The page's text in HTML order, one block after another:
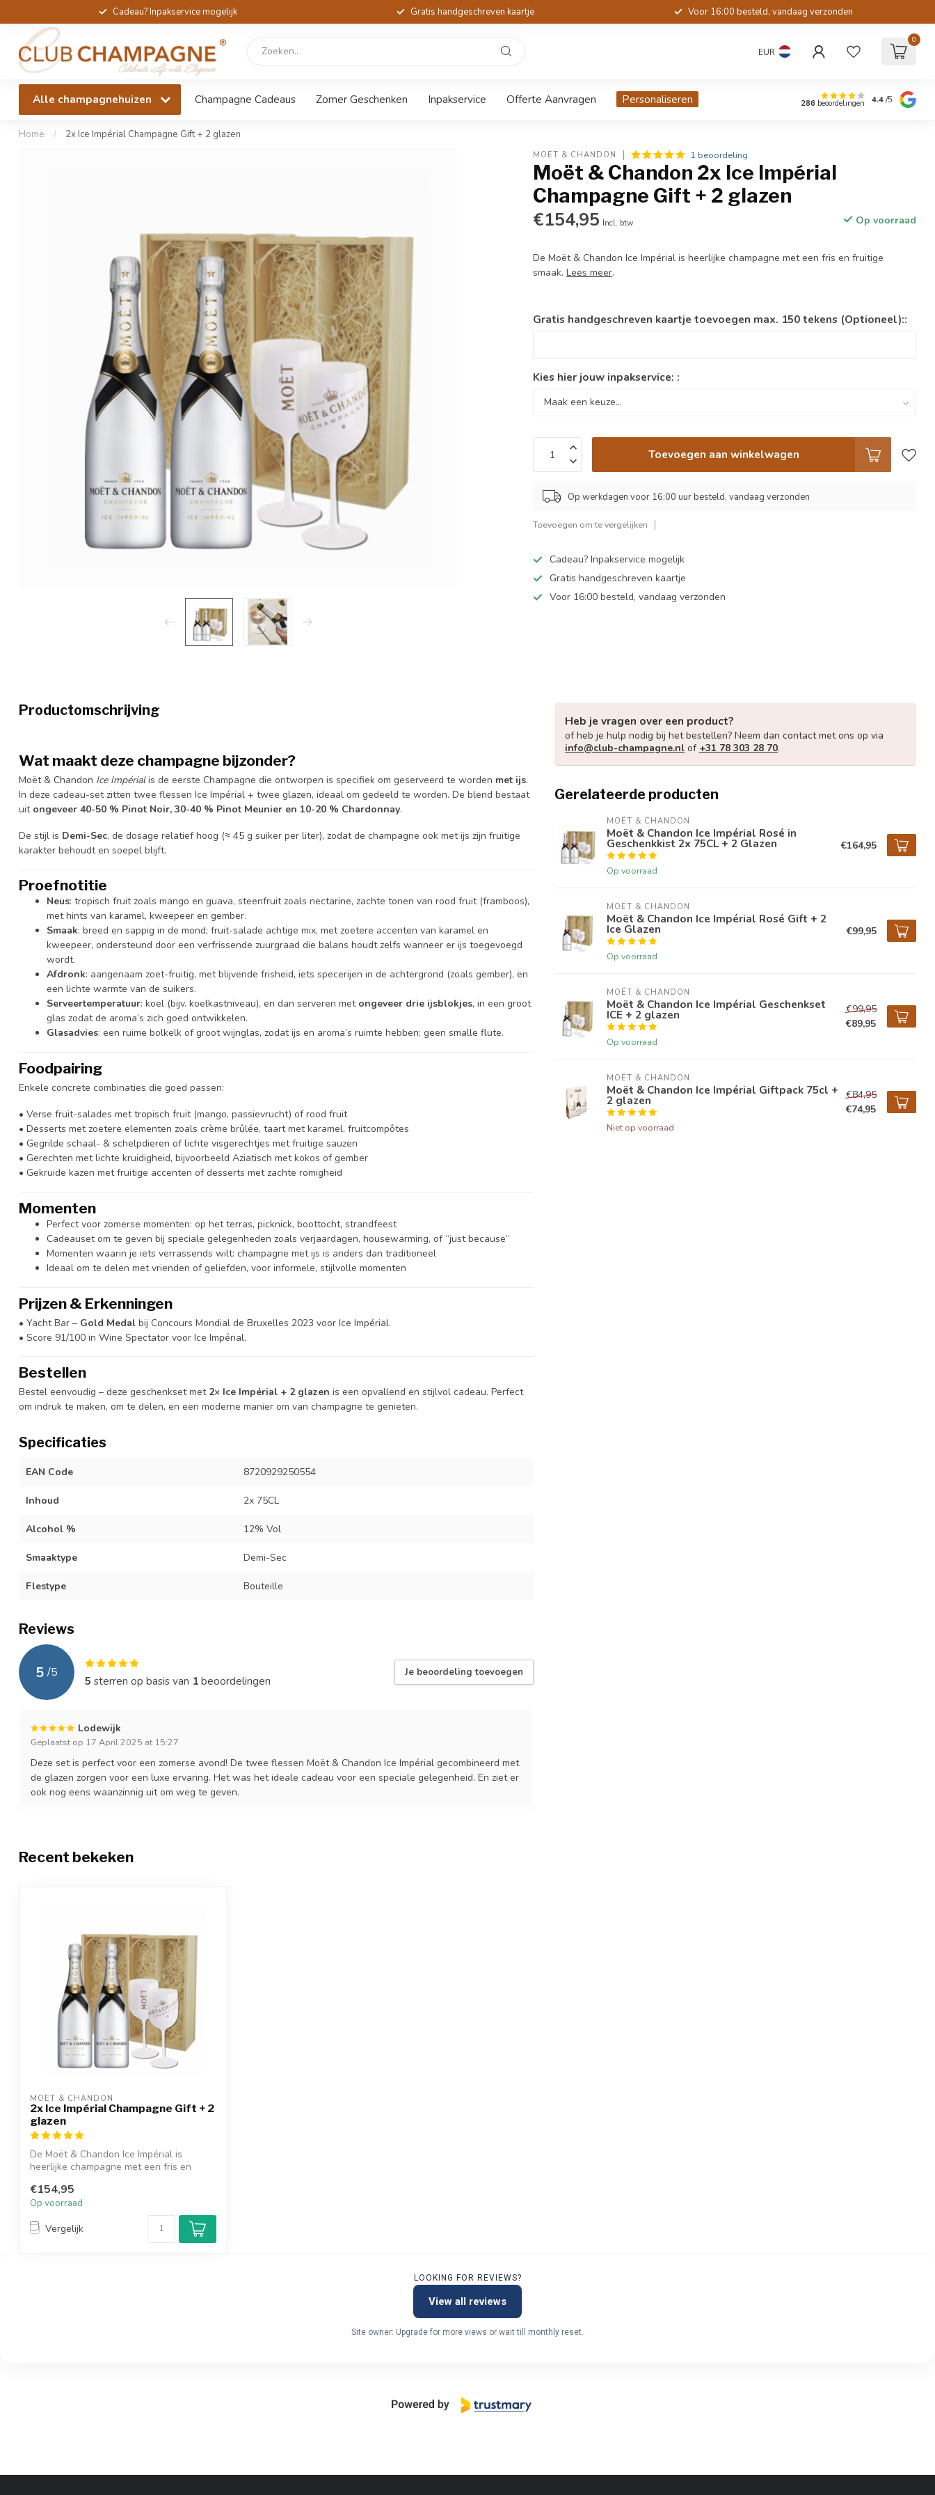
Cadeau? Inpakservice mogelijk Gratis handgeschreven kaartje Voor 16:00 besteld, vandaag verzonden
EUR
0
Alle champagnehuizen Champagne Cadeaus Zomer Geschenken Inpakservice Offerte Aanvragen Personaliseren 286 beoordelingen 4.4/5
Home / 2x Ice Impérial Champagne Gift + 2 glazen
MOËT & CHANDON 1 beoordeling
Moët & Chandon 2x Ice Impérial
Champagne Gift + 2 glazen
€154,95 Incl. btw Op voorraad
De Moët & Chandon Ice Impérial is heerlijke champagne met een fris en fruitige
smaak.Lees meer.
Gratis handgeschreven kaartje toevoegen max. 150 tekens (Optioneel)::
Kies hier jouw inpakservice: :
Toevoegen aan winkelwagen
Op werkdagen voor 16:00 uur besteld, vandaag verzonden
Toevoegen om te vergelijken
Cadeau? Inpakservice mogelijk
Gratis handgeschreven kaartje
Voor 16:00 besteld, vandaag verzonden
Productomschrijving
Wat maakt deze champagne bijzonder?
Moët & Chandon Ice Impérialis de eerste Champagne die ontworpen is specifiek om geserveerd te worden met ijs.
In deze cadeau-set zitten twee flessen Ice Impérial + twee glazen, ideaal om gedeeld te worden. De blend bestaat
uit ongeveer 40-50 % Pinot Noir, 30-40 % Pinot Meunier en 10-20 % Chardonnay.
De stijl is Demi-Sec, de dosage relatief hoog (≈ 45 g suiker per liter), zodat de champagne ook met ijs zijn fruitige
karakter behoudt en soepel blijft.
Proefnotitie
Neus: tropisch fruit zoals mango en guava, steenfruit zoals nectarine, zachte tonen van rood fruit (framboos),
met hints van karamel, kweepeer en gember.
Smaak: breed en sappig in de mond; fruit-salade achtige mix, met zoetere accenten van karamel en
kweepeer, ondersteund door een verfrissende zuurgraad die balans houdt zelfs wanneer er ijs toegevoegd
wordt.
Afdronk: aangenaam zoet-fruitig, met blijvende frisheid, iets specerijen in de achtergrond (zoals gember), en
een lichte warmte van de suikers.
Serveertemperatuur: koel (bijv. koelkastniveau), en dan serveren met ongeveer drie ijsblokjes, in een groot
glas zodat de aroma’s zich goed ontwikkelen.
Glasadvies: een ruime bolkelk of groot wijnglas, zodat ijs en aroma’s ruimte hebben; geen smalle flute.
Foodpairing
Enkele concrete combinaties die goed passen:
• Verse fruit-salades met tropisch fruit (mango, passievrucht) of rood fruit
• Desserts met zoetere elementen zoals crème brûlée, taart met karamel, fruitcompôtes
• Gegrilde schaal- & schelpdieren of lichte visgerechtjes met fruitige sauzen
• Gerechten met lichte kruidigheid, bijvoorbeeld Aziatisch met kokos of gember
• Gekruide kazen met fruitige accenten of desserts met zachte romigheid
Momenten
Perfect voor zomerse momenten: op het terras, picknick, boottocht, strandfeest
Cadeauset om te geven bij speciale gelegenheden zoals verjaardagen, housewarming, of “just because”
Momenten waarin je iets verrassends wilt: champagne met ijs is anders dan traditioneel
Ideaal om te delen met vrienden of geliefden, voor informele, stijlvolle momenten
Prijzen & Erkenningen
• Yacht Bar – Gold Medal bij Concours Mondial de Bruxelles 2023 voor Ice Impérial.
• Score 91/100 in Wine Spectator voor Ice Impérial.
Bestellen
Bestel eenvoudig – deze geschenkset met 2× Ice Impérial + 2 glazen is een opvallend en stijlvol cadeau. Perfect
om indruk te maken, om te delen, en een moderne manier om van champagne te genieten.
Specificaties
EAN Code 8720929250554
Inhoud 2x 75CL
Alcohol % 12% Vol
Smaaktype Demi-Sec
Flestype Bouteille
Reviews
5 /5
5 sterren op basis van 1beoordelingen
Je beoordeling toevoegen
Lodewijk
Geplaatst op 17 April 2025 at 15:27
Deze set is perfect voor een zomerse avond! De twee flessen Moët & Chandon Ice Impérial gecombineerd met
de glazen zorgen voor een luxe ervaring. Het was het ideale cadeau voor een speciale gelegenheid. En ziet er
ook nog eens waanzinnig uit om weg te geven.
Heb je vragen over een product?
of heb je hulp nodig bij het bestellen? Neem dan contact met ons op via
info@club-champagne.nl of +31 78 303 28 70.
Gerelateerde producten
MOËT & CHANDON
Moët & Chandon Ice Impérial Rosé in
Geschenkkist 2x 75CL + 2 Glazen
Op voorraad
€164,95
MOËT & CHANDON
Moët & Chandon Ice Impérial Rosé Gift + 2
Ice Glazen
Op voorraad
€99,95
MOËT & CHANDON
Moët & Chandon Ice Impérial Geschenkset
ICE + 2 glazen
Op voorraad
€99,95
€89,95
MOËT & CHANDON
Moët & Chandon Ice Impérial Giftpack 75cl +
2 glazen
Niet op voorraad
€84,95
€74,95
Recent bekeken
MOËT & CHANDON
2x Ice Impérial Champagne Gift + 2
glazen
De Moët & Chandon Ice Impérial is
heerlijke champagne met een fris en
€154,95
Op voorraad
Vergelijk
LOOKING FOR REVIEWS?
View all reviews
Site owner: Upgrade for more views or wait till monthly reset.